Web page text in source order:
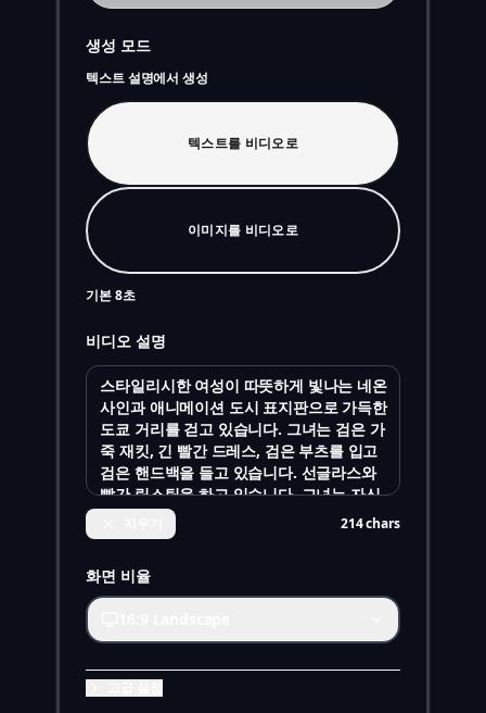
생성 모드
텍스트 설명에서 생성
텍스트를 비디오로
이미지를 비디오로
기본 8초
비디오 설명
214chars
화면 비율